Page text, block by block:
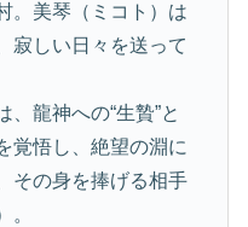
。美琴（ミコト）は
寂しい日々を送って
龍神への“生贄”と
覚悟し、絶望の淵に
その身を捧げる相手